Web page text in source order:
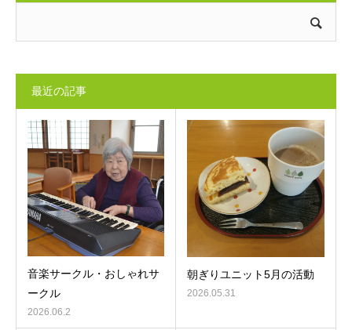
最近の記事
音楽サークル・おしゃれサ
ークル
2026.06.2
朝ぎりユニット5月の活動
2026.05.31